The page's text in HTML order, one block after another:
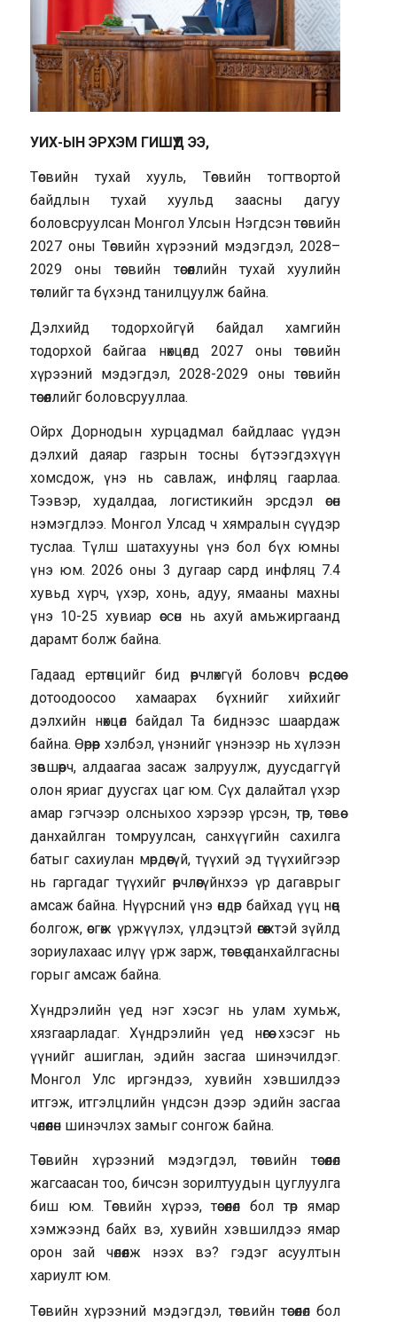
УИХ-ЫН ЭРХЭМ ГИШҮҮД ЭЭ,
Төсвийн тухай хууль, Төсвийн тогтвортой
байдлын тухай хуульд заасны дагуу
боловсруулсан Монгол Улсын Нэгдсэн төсвийн
2027 оны Төсвийн хүрээний мэдэгдэл, 2028–
2029 оны төсвийн төсөөллийн тухай хуулийн
төслийг та бүхэнд танилцуулж байна.
Дэлхийд тодорхойгүй байдал хамгийн
тодорхой байгаа нөхцөлд 2027 оны төсвийн
хүрээний мэдэгдэл, 2028-2029 оны төсвийн
төсөөллийг боловсрууллаа.
Ойрх Дорнодын хурцадмал байдлаас үүдэн
дэлхий даяар газрын тосны бүтээгдэхүүн
хомсдож, үнэ нь савлаж, инфляц гаарлаа.
Тээвэр, худалдаа, логистикийн эрсдэл өсөн
нэмэгдлээ. Монгол Улсад ч хямралын сүүдэр
туслаа. Түлш шатахууны үнэ бол бүх юмны
үнэ юм. 2026 оны 3 дугаар сард инфляц 7.4
хувьд хүрч, үхэр, хонь, адуу, ямааны махны
үнэ 10-25 хувиар өссөн нь ахуй амьжиргаанд
дарамт болж байна.
Гадаад ертөнцийг бид өөрчлөхгүй боловч өөрсдөөсөө
дотоодоосоо хамаарах бүхнийг хийхийг
дэлхийн нөхцөл байдал Та биднээс шаардаж
байна. Өөрөөр хэлбэл, үнэнийг үнэнээр нь хүлээн
зөвшөөрч, алдаагаа засаж залруулж, дуусдаггүй
олон яриаг дуусгах цаг юм. Сүх далайтал үхэр
амар гэгчээр олсныхоо хэрээр үрсэн, төр, төсвөө
данхайлган томруулсан, санхүүгийн сахилга
батыг сахиулан мөрдөөгүй, түүхий эд түүхийгээр
нь гаргадаг түүхийг өөрчлөөгүйнхээ үр дагаврыг
амсаж байна. Нүүрсний үнэ өндөр байхад үүц нөөц
болгож, өсгөж үржүүлэх, үлдэцтэй өгөөжтэй зүйлд
зориулахаас илүү үрж зарж, төсвөө данхайлгасны
горыг амсаж байна.
Хүндрэлийн үед нэг хэсэг нь улам хумьж,
хязгаарладаг. Хүндрэлийн үед нөгөө хэсэг нь
үүнийг ашиглан, эдийн засгаа шинэчилдэг.
Монгол Улс иргэндээ, хувийн хэвшилдээ
итгэж, итгэлцлийн үндсэн дээр эдийн засгаа
чөлөөлөн шинэчлэх замыг сонгож байна.
Төсвийн хүрээний мэдэгдэл, төсвийн төсөөлөл
жагсаасан тоо, бичсэн зорилтуудын цуглуулга
биш юм. Төсвийн хүрээ, төсөөлөл бол төр ямар
хэмжээнд байх вэ, хувийн хэвшилдээ ямар
орон зай чөлөөлж нээх вэ? гэдэг асуултын
хариулт юм.
Төсвийн хүрээний мэдэгдэл, төсвийн төсөөлөл бол